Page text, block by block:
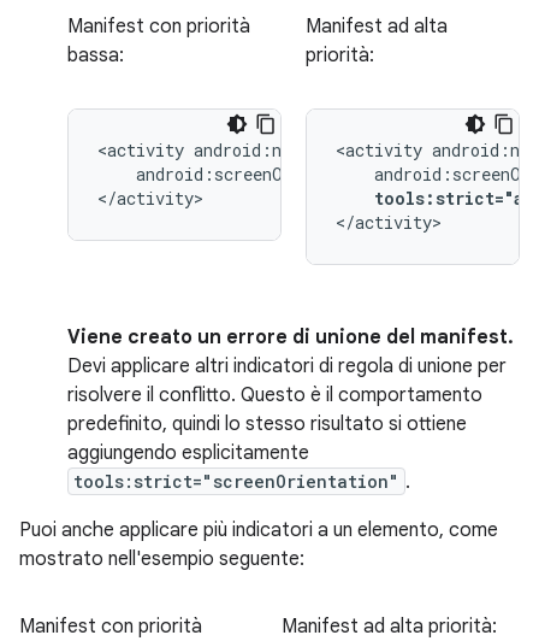
Manifest con priorità
bassa:
<activity
android:screenOrientation="landscape">
</activity>
Manifest ad alta
priorità:
<activity
</activity>
Viene creato un errore di unione del manifest.
Devi applicare altri indicatori di regola di unione per
risolvere il conflitto. Questo è il comportamento
predefinito, quindi lo stesso risultato si ottiene
aggiungendo esplicitamente
tools:strict="screenOrientation" .
Puoi anche applicare più indicatori a un elemento, come
mostrato nell'esempio seguente:
Manifest con priorità
Manifest ad alta priorità: